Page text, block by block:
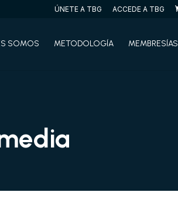
ÚNETE A TBG ACCEDE A TBG
SOMOS METODOLOGÍA MEMBRESÍAS